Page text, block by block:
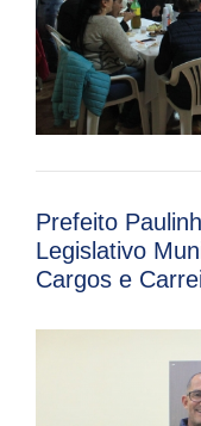
Prefeito
Legislativo
Cargos e